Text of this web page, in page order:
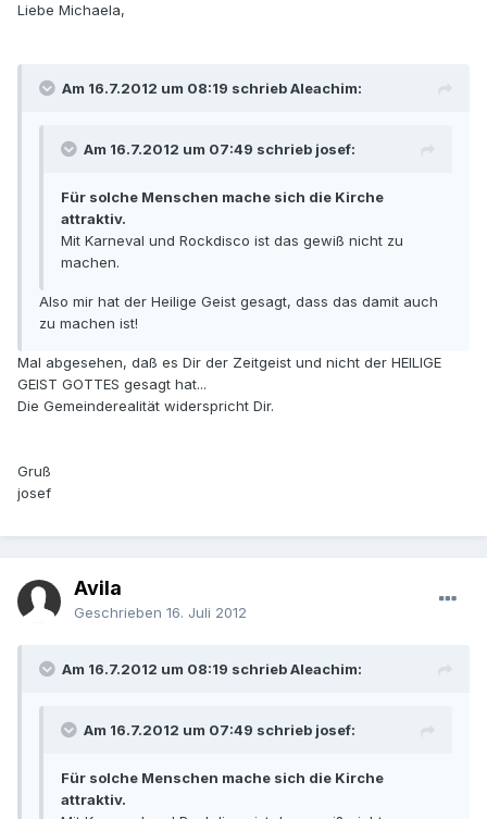
Liebe Michaela,
Am 16.7.2012 um 08:19 schrieb Aleachim:
Am 16.7.2012 um 07:49 schrieb josef:
Für solche Menschen mache sich die Kirche
attraktiv.
Mit Karneval und Rockdisco ist das gewiß nicht zu
machen.
Also mir hat der Heilige Geist gesagt, dass das damit auch
zu machen ist!
Mal abgesehen, daß es Dir der Zeitgeist und nicht der HEILIGE
GEIST GOTTES gesagt hat...
Die Gemeinderealität widerspricht Dir.
Gruß
josef
Avila
Geschrieben 16. Juli 2012
Am 16.7.2012 um 08:19 schrieb Aleachim:
Am 16.7.2012 um 07:49 schrieb josef:
Für solche Menschen mache sich die Kirche
attraktiv.